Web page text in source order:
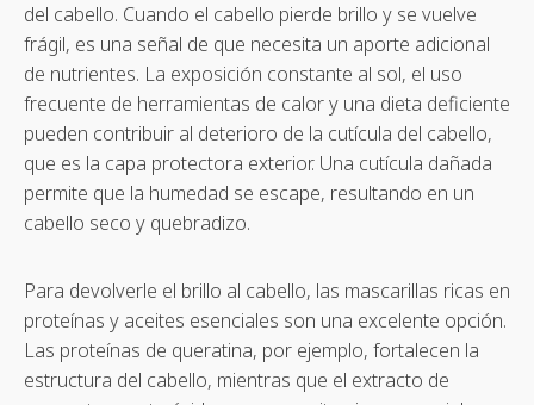
del cabello. Cuando el cabello pierde brillo y se vuelve
frágil, es una señal de que necesita un aporte adicional
de nutrientes. La exposición constante al sol, el uso
frecuente de herramientas de calor y una dieta deficiente
pueden contribuir al deterioro de la cutícula del cabello,
que es la capa protectora exterior. Una cutícula dañada
permite que la humedad se escape, resultando en un
cabello seco y quebradizo.
Para devolverle el brillo al cabello, las mascarillas ricas en
proteínas y aceites esenciales son una excelente opción.
Las proteínas de queratina, por ejemplo, fortalecen la
estructura del cabello, mientras que el extracto de